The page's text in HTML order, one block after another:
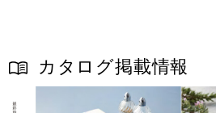
カタログ掲載情報